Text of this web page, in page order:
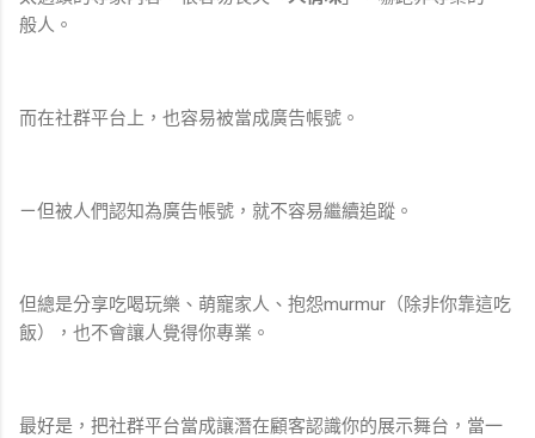
般人。
而在社群平台上，也容易被當成廣告帳號。
ㄧ但被人們認知為廣告帳號，就不容易繼續追蹤。
但總是分享吃喝玩樂、萌寵家人、抱怨murmur（除非你靠這吃
飯），也不會讓人覺得你專業。
最好是，把社群平台當成讓潛在顧客認識你的展示舞台，當一